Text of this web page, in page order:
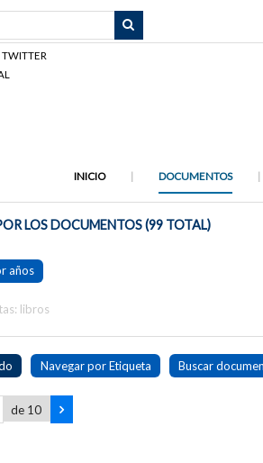
TWITTER
INICIO DOCUMENTOS
LOS DOCUMENTOS (99 TOTAL)
años
libros
Navegar por Etiqueta Buscar
de 10